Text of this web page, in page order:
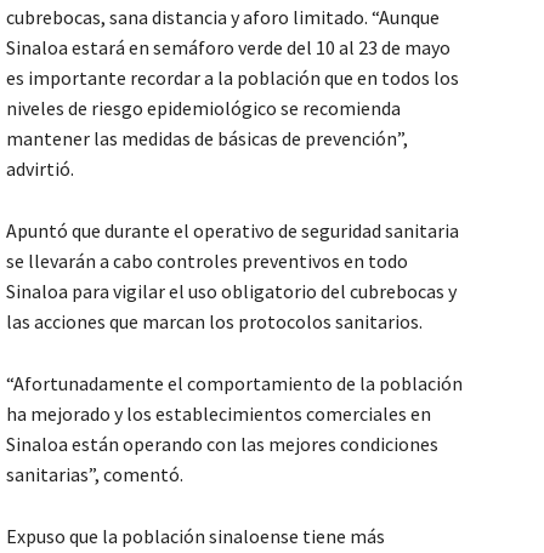
cubrebocas, sana distancia y aforo limitado. “Aunque
Sinaloa estará en semáforo verde del 10 al 23 de mayo
es importante recordar a la población que en todos los
niveles de riesgo epidemiológico se recomienda
mantener las medidas de básicas de prevención”,
advirtió.
Apuntó que durante el operativo de seguridad sanitaria
se llevarán a cabo controles preventivos en todo
Sinaloa para vigilar el uso obligatorio del cubrebocas y
las acciones que marcan los protocolos sanitarios.
“Afortunadamente el comportamiento de la población
ha mejorado y los establecimientos comerciales en
Sinaloa están operando con las mejores condiciones
sanitarias”, comentó.
Expuso que la población sinaloense tiene más